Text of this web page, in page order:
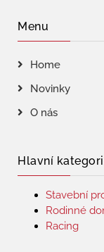
Menu
Home
Novinky
O nás
Hlavní
Stavební
Rodinné
Racing